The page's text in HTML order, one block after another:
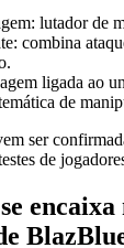
lutador de
combina
ligada ao
de
ser
de